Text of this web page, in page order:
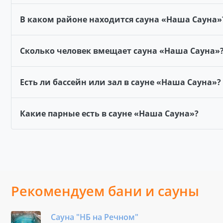
В каком районе находится сауна «Наша
Сколько человек вмещает сауна «Наша
Есть ли бассейн или зал в сауне «Наша Сауна»?
Какие парные есть в сауне «Наша Сауна»?
Рекомендуем бани и сауны
Сауна "НБ на Речном"